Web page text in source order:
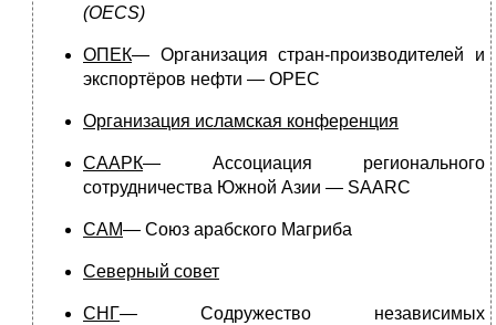
(OECS)
ОПЕК— Организация стран-производителей и
экспортёров нефти — OPEC
Организация исламская конференция
СААРК— Ассоциация регионального
сотрудничества Южной Азии — SAARC
САМ— Союз арабского Магриба
Северный совет
СНГ— Содружество независимых